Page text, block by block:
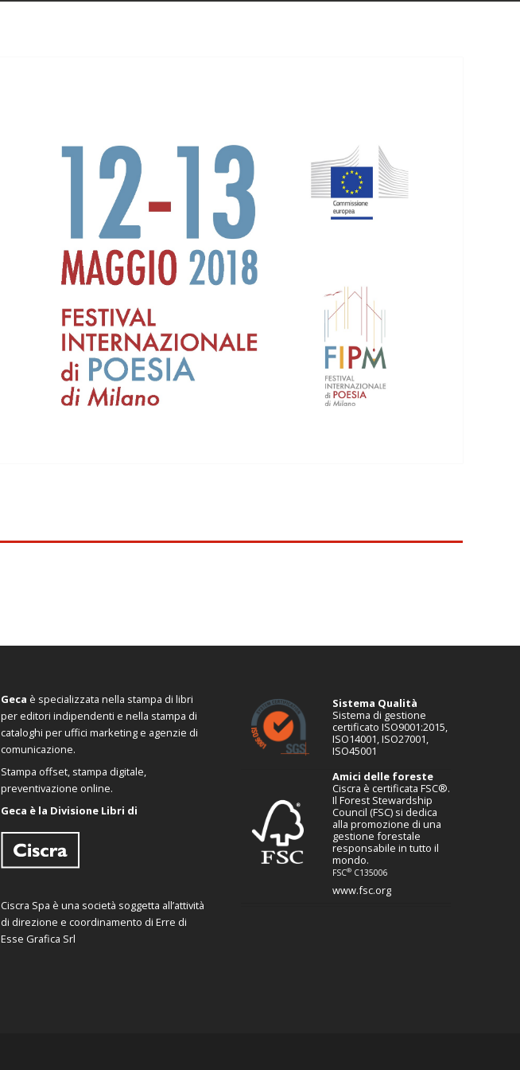
Geca è specializzata nella stampa di libri
per editori indipendenti e nella stampa di
cataloghi per uffici marketing e agenzie di
comunicazione.
Stampa offset, stampa digitale,
preventivazione online.
Geca è la Divisione Libri di
Ciscra Spa è una società soggetta all’attività
di direzione e coordinamento di Erre di
Esse Grafica Srl
Sistema Qualità
Sistema di gestione
certificato ISO9001:2015,
ISO14001, ISO27001,
ISO45001
Amici delle foreste
Ciscra è certificata FSC®.
Il Forest Stewardship
Council (FSC) si dedica
alla promozione di una
gestione forestale
responsabile in tutto il
mondo.
FSC®C135006
www.fsc.org